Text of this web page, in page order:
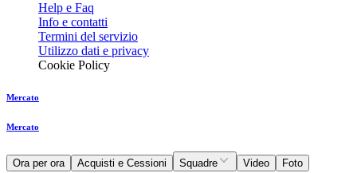
Help e Faq
Info e contatti
Termini del servizio
Utilizzo dati e privacy
Cookie Policy
Mercato
Mercato
Ora per ora Acquisti e Cessioni Squadre Video Foto